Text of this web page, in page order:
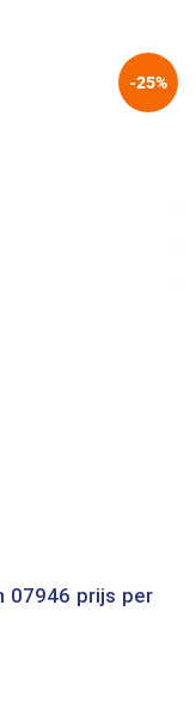
-25%
07946 prijs per